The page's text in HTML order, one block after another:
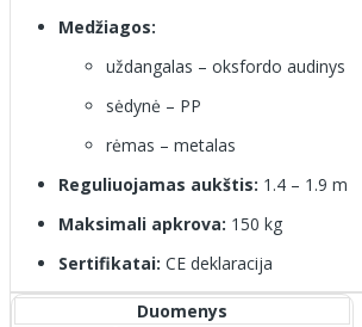
Medžiagos:
uždangalas – oksfordo audinys
sėdynė – PP
rėmas – metalas
Reguliuojamas aukštis: 1.4 – 1.9 m
Maksimali apkrova: 150 kg
Sertifikatai: CE deklaracija
Duomenys